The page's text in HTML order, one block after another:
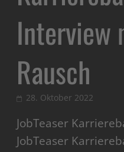
Interview
Rausch
28. Oktober 2022
JobTeaser
JobTeaser